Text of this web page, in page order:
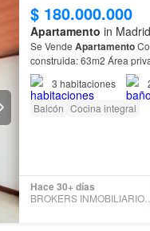
$ 180.000.000
Apartamento in
Se Vende Apartamento
3 habitaciones
Balcón Cocina integral
Hace 30+ días
BROKERS INMOBILIARIOS LP - NEW DEAL